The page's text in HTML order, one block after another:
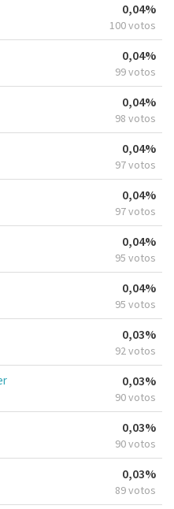
0,04%
100 votos
0,04%
99 votos
0,04%
98 votos
0,04%
97 votos
0,04%
97 votos
0,04%
95 votos
0,04%
95 votos
0,03%
92 votos
0,03%
90 votos
0,03%
90 votos
0,03%
89 votos